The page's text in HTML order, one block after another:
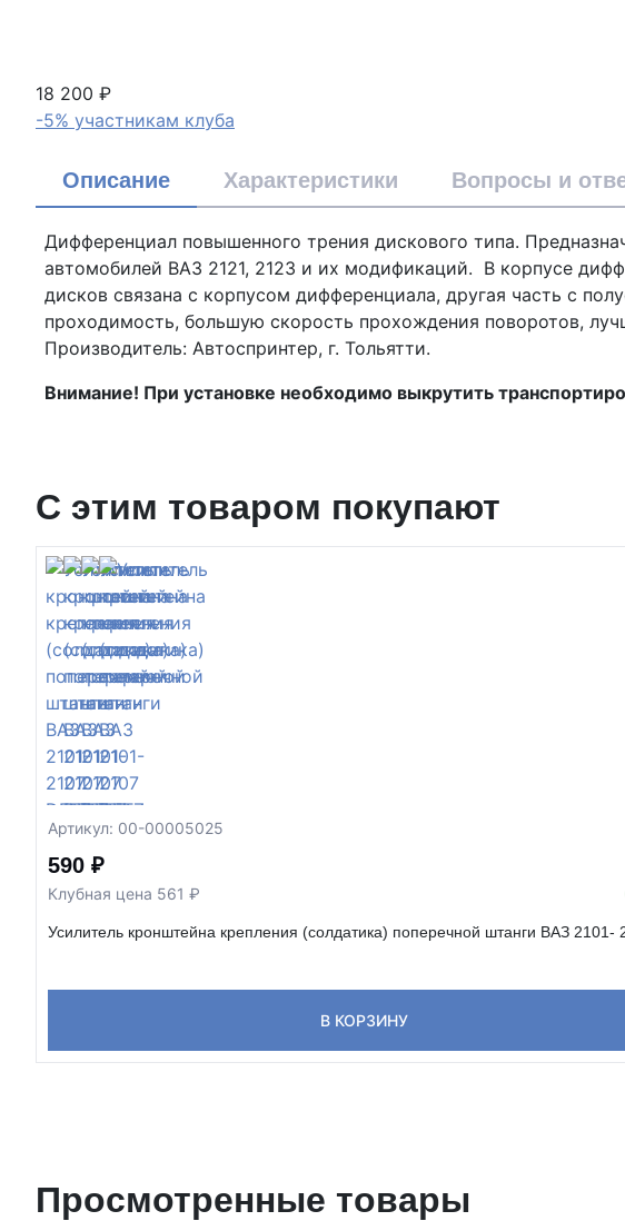
18 200 ₽
-5% участникам клуба
Описание Характеристики Вопросы и
Дифференциал повышенного трения дискового типа.
автомобилей ВАЗ 2121, 2123 и их модификаций. В корпусе
дисков связана с корпусом дифференциала, другая часть с
проходимость, большую скорость прохождения поворотов,
Производитель: Автоспринтер, г. Тольятти.
Внимание! При установке необходимо выкрутить
С этим товаром покупают
Артикул: 00-00005025
590 ₽
Клубная цена 561 ₽
Усилитель кронштейна крепления (солдатика) поперечной штанги ВАЗ 2101-
В КОРЗИНУ
Просмотренные товары